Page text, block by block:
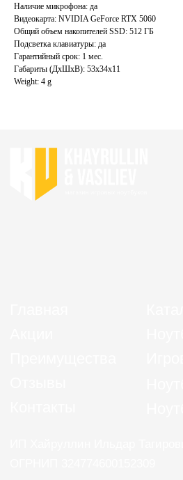
Наличие микрофона: да
Видеокарта: NVIDIA GeForce RTX 5060
Общий объем накопителей SSD: 512 ГБ
Подсветка клавиатуры: да
Гарантийный срок: 1 мес.
Габариты (ДхШхВ): 53x34x11
Weight: 4 g
Политика конфиденциальности
Согласие на обработку персональных данных
ИП Хайруллин Ильдар Тагирович
ОГРНИП 324774600152309